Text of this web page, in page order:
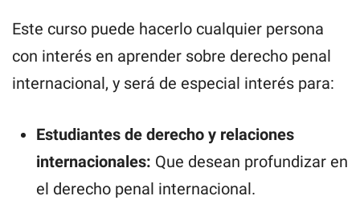
Este curso puede hacerlo cualquier persona
con interés en aprender sobre derecho penal
internacional, y será de especial interés para:
Estudiantes de derecho y relaciones
internacionales: Que desean profundizar en
el derecho penal internacional.